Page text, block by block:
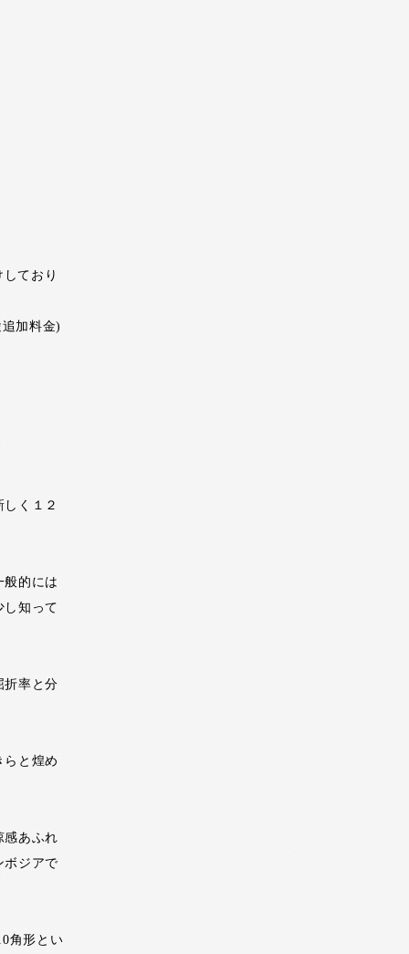
ており
加料金)
く１２
的には
知って
折率と分
と煌め
感あふれ
ボジアで
角形とい